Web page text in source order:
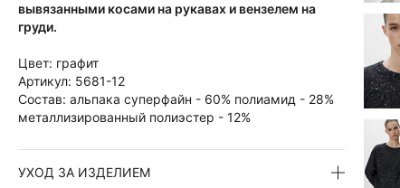
вывязанными косами на рукавах и вензелем на
груди.
Цвет: графит
Артикул: 5681-12
Состав: альпака суперфайн - 60% полиамид - 28%
металлизированный полиэстер - 12%
УХОД ЗА ИЗДЕЛИЕМ